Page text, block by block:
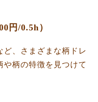
円/0.5h）
ど、さまざまな柄ドレ
や柄の特徴を見つけて